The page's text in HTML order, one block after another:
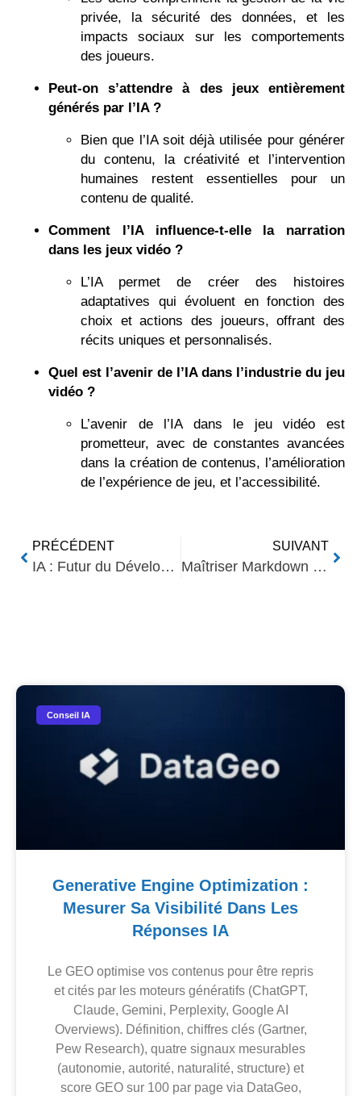
privée, la sécurité des données, et les
impacts sociaux sur les comportements
des joueurs.
Peut-on s’attendre à des jeux entièrement
générés par l’IA ?
Bien que l’IA soit déjà utilisée pour générer
du contenu, la créativité et l’intervention
humaines restent essentielles pour un
contenu de qualité.
Comment l’IA influence-t-elle la narration
dans les jeux vidéo ?
L’IA permet de créer des histoires
adaptatives qui évoluent en fonction des
choix et actions des joueurs, offrant des
récits uniques et personnalisés.
Quel est l’avenir de l’IA dans l’industrie du jeu
vidéo ?
L’avenir de l’IA dans le jeu vidéo est
prometteur, avec de constantes avancées
dans la création de contenus, l’amélioration
de l’expérience de jeu, et l’accessibilité.
PRÉCÉDENT
IA : Futur du Développement Web Évolutif
SUIVANT
Maîtriser Markdown : Guide Complet pour WordPress, Wix et GitHub
Conseil IA
Generative Engine Optimization :
Mesurer Sa Visibilité Dans Les
Réponses IA
Le GEO optimise vos contenus pour être repris
et cités par les moteurs génératifs (ChatGPT,
Claude, Gemini, Perplexity, Google AI
Overviews). Définition, chiffres clés (Gartner,
Pew Research), quatre signaux mesurables
(autonomie, autorité, naturalité, structure) et
score GEO sur 100 par page via DataGeo,